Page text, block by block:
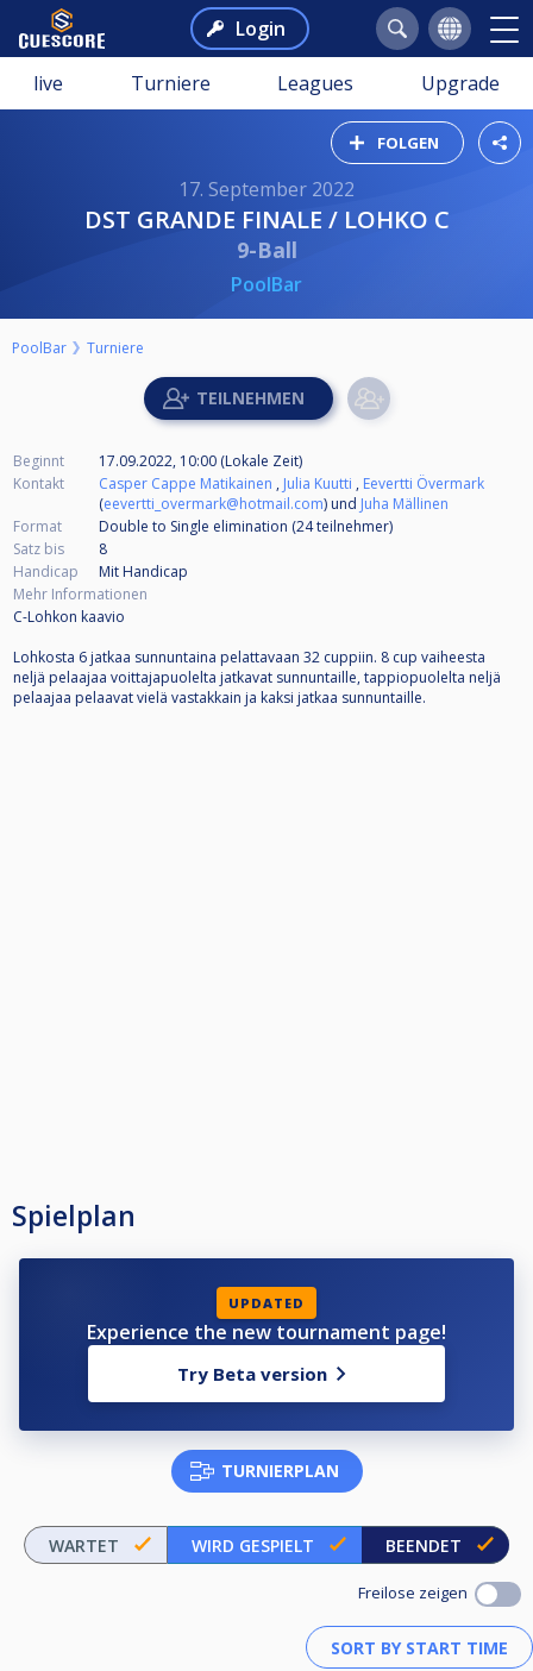
Login
live Turniere Leagues Upgrade
FOLGEN
17. September 2022
DST GRANDE FINALE / LOHKO C
9-Ball
PoolBar
PoolBar Turniere
Beginnt
17.09.2022, 10:00 (Lokale Zeit)
Kontakt
Casper Cappe Matikainen , Julia Kuutti , Eevertti Övermark
(eevertti_overmark@hotmail.com) und Juha Mällinen
Format
Double to Single elimination (24teilnehmer)
Satz bis
8
Handicap
Mit Handicap
Mehr Informationen
C-Lohkon kaavio
Lohkosta 6 jatkaa sunnuntaina pelattavaan 32 cuppiin. 8 cup vaiheesta
neljä pelaajaa voittajapuolelta jatkavat sunnuntaille, tappiopuolelta neljä
pelaajaa pelaavat vielä vastakkain ja kaksi jatkaa sunnuntaille.
Spielplan
UPDATED
Experience the new tournament page!
Try Beta version
TURNIERPLAN
WARTET WIRD GESPIELT BEENDET
Freilose zeigen